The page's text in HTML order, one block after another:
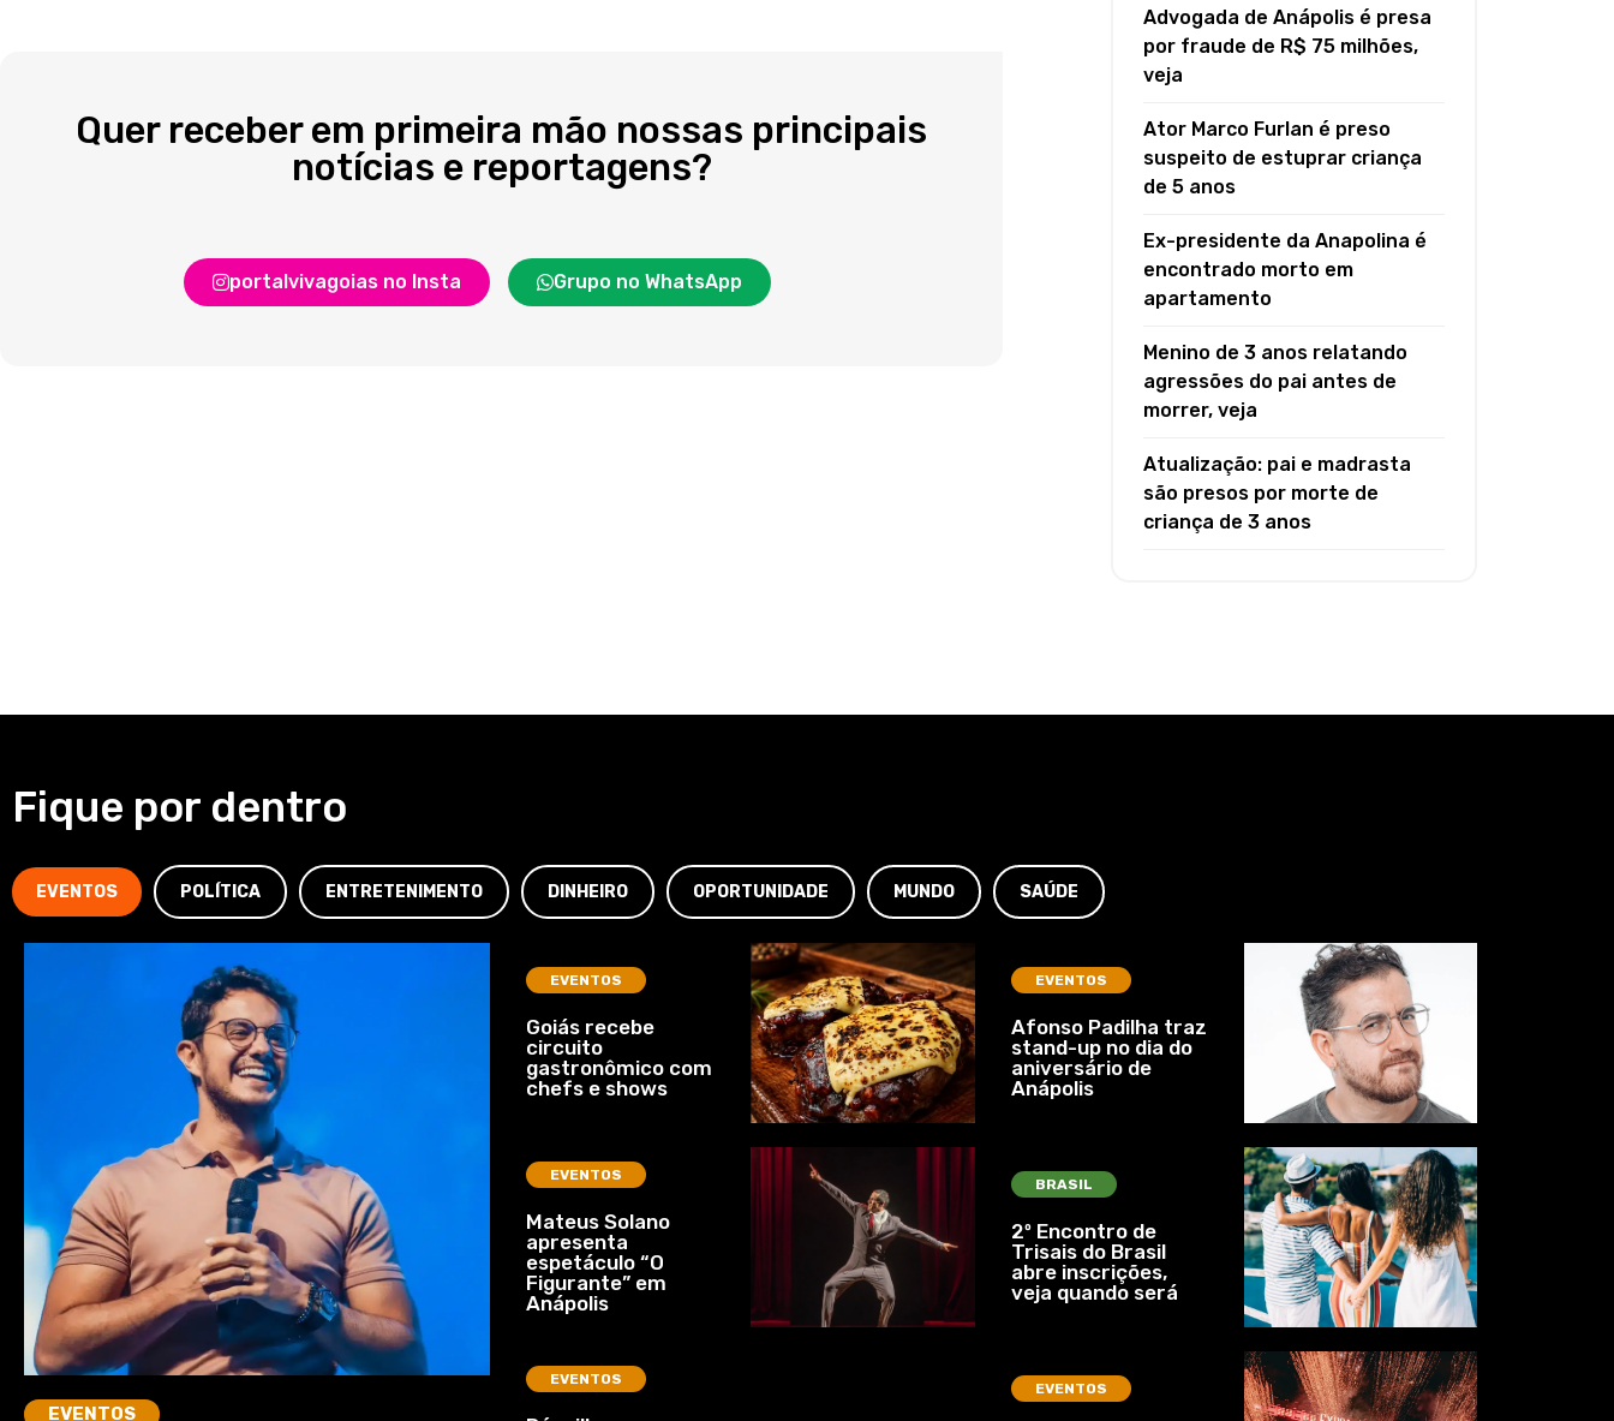
Quer receber em primeira mão nossas principais
notícias e reportagens?
portalvivagoias no Insta Grupo no WhatsApp
Advogada de Anápolis é presa
por fraude de R$ 75 milhões,
veja
Ator Marco Furlan é preso
suspeito de estuprar criança
de 5 anos
Ex-presidente da Anapolina é
encontrado morto em
apartamento
Menino de 3 anos relatando
agressões do pai antes de
morrer, veja
Atualização: pai e madrasta
são presos por morte de
criança de 3 anos
Fique por dentro
EVENTOS POLÍTICA ENTRETENIMENTO DINHEIRO OPORTUNIDADE MUNDO SAÚDE
EVENTOS
EVENTOS
Goiás recebe
circuito
gastronômico com
chefs e shows
EVENTOS
Mateus Solano
apresenta
espetáculo “O
Figurante” em
Anápolis
EVENTOS
EVENTOS
Afonso Padilha traz
stand-up no dia do
aniversário de
Anápolis
BRASIL
2º Encontro de
Trisais do Brasil
abre inscrições,
veja quando será
EVENTOS